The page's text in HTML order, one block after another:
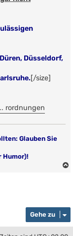
Düsseldorf,
[/size]
rordnungen
Glauben Sie
Humor)!
b
n
Gehe zu